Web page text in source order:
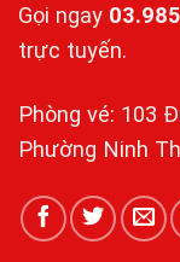
Gọi ngay
trực tuyến.
Phòng vé: 103
Phường Ninh